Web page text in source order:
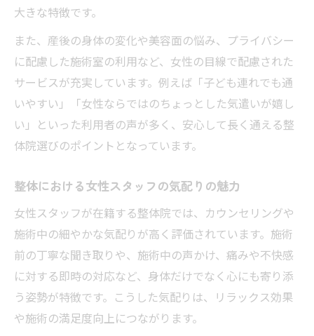
四日市の整体で女性特有の悩みに応える
整体で産後の骨盤や姿勢の悩みをサポート
女性スタッフ整体院が寄り添う身体の不調
整体で冷えやむくみなど女性特有の悩み解
消
女性の悩みに強い整体院の選び方と特徴
整体院における女性スタッフならではの魅力
女性スタッフ整体院が支持される理由とは
整体施術で共感と丁寧さが際立つ魅力
四日市の整体で女性スタッフに相談しやす
い
大きな特徴です。
また、産後の身体の変化や美容面の悩み、プライバシー
に配慮した施術室の利用など、女性の目線で配慮された
サービスが充実しています。例えば「子ども連れでも通
いやすい」「女性ならではのちょっとした気遣いが嬉し
い」といった利用者の声が多く、安心して長く通える整
体院選びのポイントとなっています。
整体における女性スタッフの気配りの魅力
女性スタッフが在籍する整体院では、カウンセリングや
施術中の細やかな気配りが高く評価されています。施術
前の丁寧な聞き取りや、施術中の声かけ、痛みや不快感
に対する即時の対応など、身体だけでなく心にも寄り添
う姿勢が特徴です。こうした気配りは、リラックス効果
や施術の満足度向上につながります。